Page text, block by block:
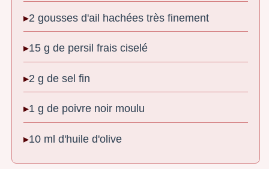
2 gousses d'ail hachées très finement
15 g de persil frais ciselé
2 g de sel fin
1 g de poivre noir moulu
10 ml d'huile d'olive